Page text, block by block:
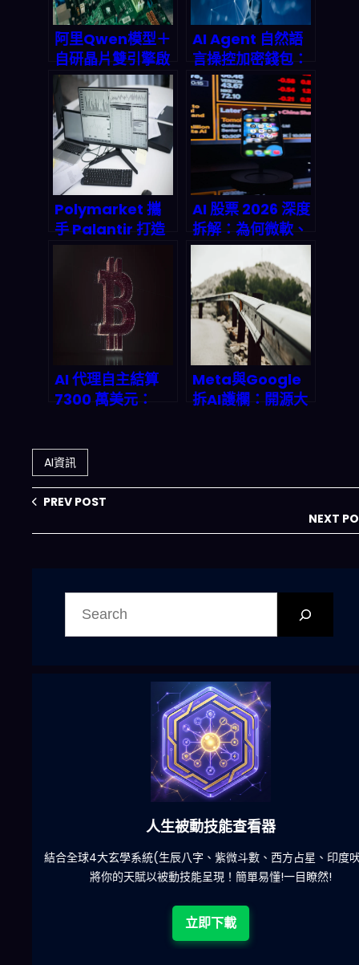
阿里Qwen模型＋
自研晶片雙引擎啟
動：中國AI工廠全
棧霸權的深度拆解
AI Agent 自然語
言操控加密錢包：
Human.tech 如
何讓人工智慧「開
口就能轉帳」
Polymarket 攜
手 Palantir 打造
AI 體育監控革命：
預測市場的 2026
新_game rules
AI 股票 2026 深度
拆解：為何微軟、
NVIDIA、
Alphabet 能在牛
市之外持續印鈔？
AI 代理自主結算
7300 萬美元：
支付底層邏輯
Meta與Google
拆AI護欄：開源大
AI資訊
PREV POST
NEXT
六合彩發達神器
減少超過500萬個低概率中獎組合，提高中獎率
立即下載